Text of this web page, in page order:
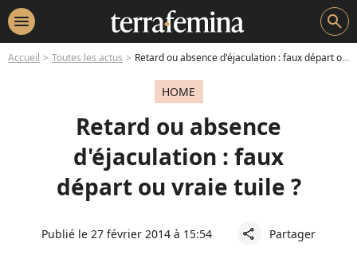
menu search
Accueil Toutes les actus Retard ou absence d'éjaculation : faux départ ou vraie tuile ?
HOME
Retard ou absence
d'éjaculation : faux
départ ou vraie tuile ?
Publié le 27 février 2014 à 15:54 share Partager